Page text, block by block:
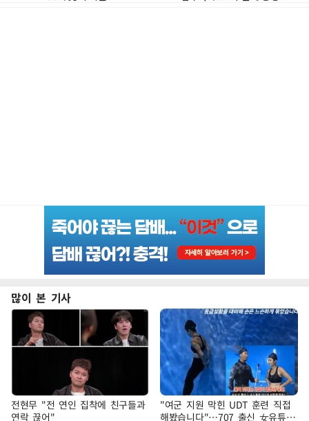
많이 본 기사
전현무 "전 연인 집착에 친구들과
연락 끊어"
"여군 지원 막힌 UDT 훈련 직접
해봤습니다"…707 출신 女유튜버